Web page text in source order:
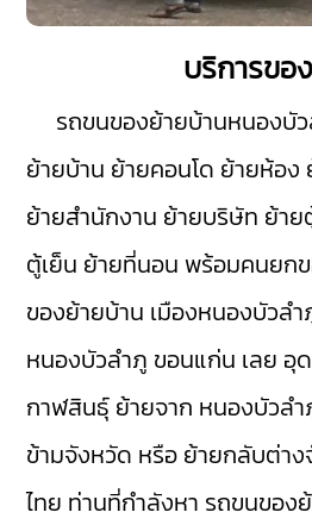
บริการขอ
รถขนของย้ายบ้านหนองบั
ย้ายบ้าน ย้ายคอนโด ย้ายห้อ
ย้ายสำนักงาน ย้ายบริษัท ย้า
ตู้เย็น ย้ายที่นอน พร้อมคนยกข
ของย้ายบ้าน เมืองหนองบัวลำ
หนองบัวลำภู ขอนแก่น เลย อุ
กาฬสินธุ์ ย้ายจาก หนองบัวล
ข้ามจังหวัด หรือ ย้ายกลับต่าง
ไทย ท่านที่กำลังหา รถขนของ